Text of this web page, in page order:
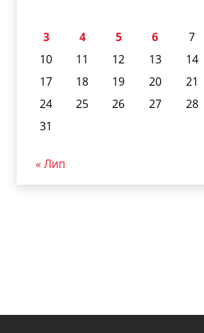
3
4 5 6 7
10
11 12 13 14
17
18 19 20 21
24
25 26 27 28
31
« Лип